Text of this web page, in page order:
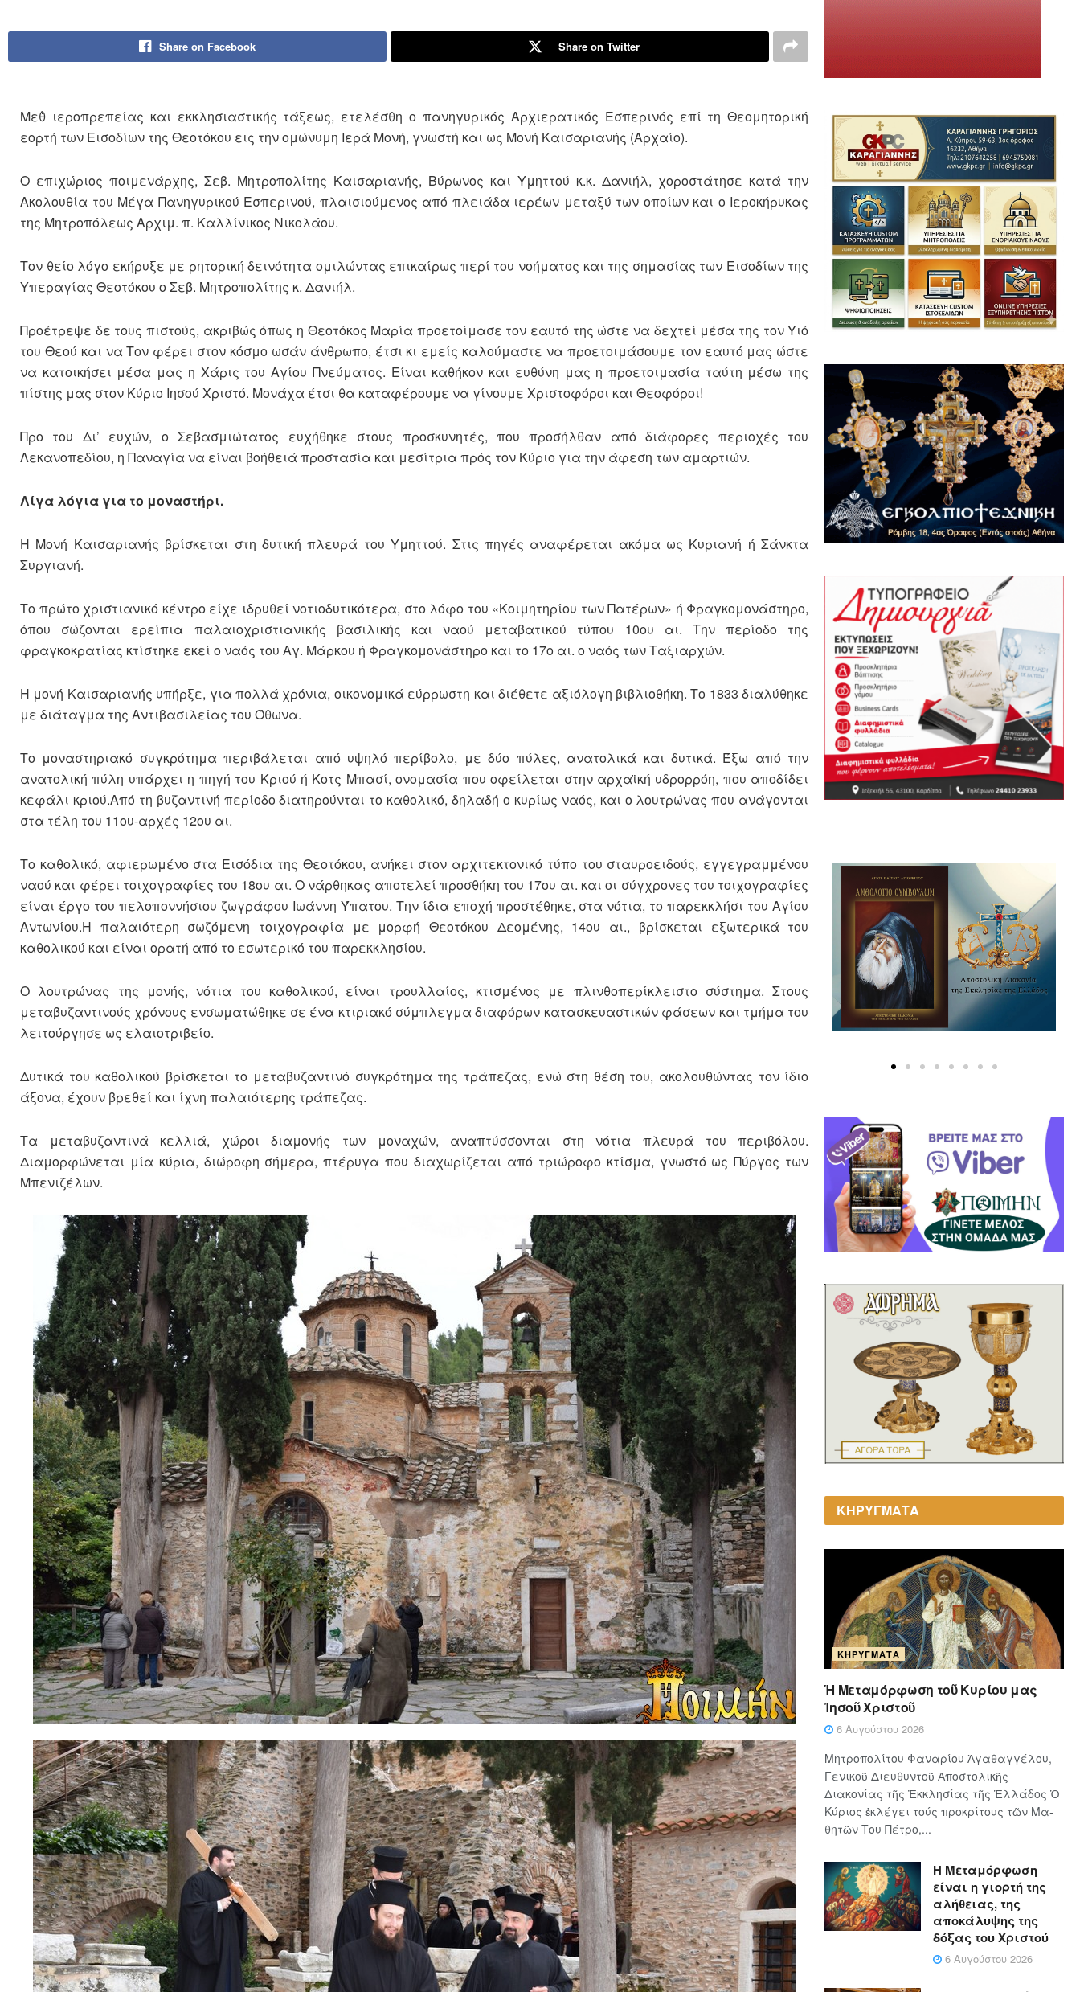
Share on Facebook Share on Twitter
Μεθ̉ ιεροπρεπείας και εκκλησιαστικής τάξεως, ετελέσθη ο πανηγυρικός Αρχιερατικός Εσπερινός επί τη Θεομητορική
εορτή των Εισοδίων της Θεοτόκου εις την ομώνυμη Ιερά Μονή, γνωστή και ως Μονή Καισαριανής (Αρχαίο).
Ο επιχώριος ποιμενάρχης, Σεβ. Μητροπολίτης Καισαριανής, Βύρωνος και Υμηττού κ.κ. Δανιήλ, χοροστάτησε κατά την
Ακολουθία του Μέγα Πανηγυρικού Εσπερινού, πλαισιούμενος από πλειάδα ιερέων μεταξύ των οποίων και ο Ιεροκήρυκας
της Μητροπόλεως Αρχιμ. π. Καλλίνικος Νικολάου.
Τον θείο λόγο εκήρυξε με ρητορική δεινότητα ομιλώντας επικαίρως περί του νοήματος και της σημασίας των Εισοδίων της
Υπεραγίας Θεοτόκου o Σεβ. Μητροπολίτης κ. Δανιήλ.
Προέτρεψε δε τους πιστούς, ακριβώς όπως η Θεοτόκος Μαρία προετοίμασε τον εαυτό της ώστε να δεχτεί μέσα της τον Υιό
του Θεού και να Τον φέρει στον κόσμο ωσάν άνθρωπο, έτσι κι εμείς καλούμαστε να προετοιμάσουμε τον εαυτό μας ώστε
να κατοικήσει μέσα μας η Χάρις του Αγίου Πνεύματος. Είναι καθήκον και ευθύνη μας η προετοιμασία ταύτη μέσω της
πίστης μας στον Κύριο Ιησού Χριστό. Μονάχα έτσι θα καταφέρουμε να γίνουμε Χριστοφόροι και Θεοφόροι!
Προ του Δι’ ευχών, ο Σεβασμιώτατος ευχήθηκε στους προσκυνητές, που προσήλθαν από διάφορες περιοχές του
Λεκανοπεδίου, η Παναγία να είναι βοήθειά προστασία και μεσίτρια πρός τον Κύριο για την άφεση των αμαρτιών.
Λίγα λόγια για το μοναστήρι.
Η Μονή Καισαριανής βρίσκεται στη δυτική πλευρά του Υμηττού. Στις πηγές αναφέρεται ακόμα ως Κυριανή ή Σάνκτα
Συργιανή.
Το πρώτο χριστιανικό κέντρο είχε ιδρυθεί νοτιοδυτικότερα, στο λόφο του «Κοιμητηρίου των Πατέρων» ή Φραγκομονάστηρο,
όπου σώζονται ερείπια παλαιοχριστιανικής βασιλικής και ναού μεταβατικού τύπου 10ου αι. Την περίοδο της
φραγκοκρατίας κτίστηκε εκεί ο ναός του Αγ. Μάρκου ή Φραγκομονάστηρο και το 17ο αι. ο ναός των Ταξιαρχών.
Η μονή Καισαριανής υπήρξε, για πολλά χρόνια, οικονομικά εύρρωστη και διέθετε αξιόλογη βιβλιοθήκη. Το 1833 διαλύθηκε
με διάταγμα της Αντιβασιλείας του Όθωνα.
Το μοναστηριακό συγκρότημα περιβάλεται από υψηλό περίβολο, με δύο πύλες, ανατολικά και δυτικά. Έξω από την
ανατολική πύλη υπάρχει η πηγή του Κριού ή Κοτς Μπασί, ονομασία που οφείλεται στην αρχαϊκή υδρορρόη, που αποδίδει
κεφάλι κριού.Από τη βυζαντινή περίοδο διατηρούνται το καθολικό, δηλαδή ο κυρίως ναός, και ο λουτρώνας που ανάγονται
στα τέλη του 11ου-αρχές 12ου αι.
Το καθολικό, αφιερωμένο στα Εισόδια της Θεοτόκου, ανήκει στον αρχιτεκτονικό τύπο του σταυροειδούς, εγγεγραμμένου
ναού και φέρει τοιχογραφίες του 18ου αι. Ο νάρθηκας αποτελεί προσθήκη του 17ου αι. και οι σύγχρονες του τοιχογραφίες
είναι έργο του πελοποννήσιου ζωγράφου Ιωάννη Ύπατου. Την ίδια εποχή προστέθηκε, στα νότια, το παρεκκλήσι του Αγίου
Αντωνίου.Η παλαιότερη σωζόμενη τοιχογραφία με μορφή Θεοτόκου Δεομένης, 14ου αι., βρίσκεται εξωτερικά του
καθολικού και είναι ορατή από το εσωτερικό του παρεκκλησίου.
Ο λουτρώνας της μονής, νότια του καθολικού, είναι τρουλλαίος, κτισμένος με πλινθοπερίκλειστο σύστημα. Στους
μεταβυζαντινούς χρόνους ενσωματώθηκε σε ένα κτιριακό σύμπλεγμα διαφόρων κατασκευαστικών φάσεων και τμήμα του
λειτούργησε ως ελαιοτριβείο.
Δυτικά του καθολικού βρίσκεται το μεταβυζαντινό συγκρότημα της τράπεζας, ενώ στη θέση του, ακολουθώντας τον ίδιο
άξονα, έχουν βρεθεί και ίχνη παλαιότερης τράπεζας.
Τα μεταβυζαντινά κελλιά, χώροι διαμονής των μοναχών, αναπτύσσονται στη νότια πλευρά του περιβόλου.
Διαμορφώνεται μία κύρια, διώροφη σήμερα, πτέρυγα που διαχωρίζεται από τριώροφο κτίσμα, γνωστό ως Πύργος των
Μπενιζέλων.
ΚΗΡΥΓΜΑΤΑ
ΚΗΡΎΓΜΑΤΑ
Ἡ Μεταμόρφωση τοῦ Κυρίου μας
Ἰησοῦ Χριστοῦ
6 Αυγούστου 2026
Μητροπολίτου Φαναρίου Ἀγαθαγγέλου,
Γενικοῦ Διευθυντοῦ Ἀποστολικῆς
Διακονίας τῆς Ἐκκλησίας τῆς Ἑλλάδος Ὁ
Κύ­ρι­ος ἐκλέγει τούς προ­κρί­τους τῶν Μα­
θη­τῶν Του Πέ­τρο,...
Η Μεταμόρφωση
είναι η γιορτή της
αλήθειας, της
αποκάλυψης της
δόξας του Χριστού
6 Αυγούστου 2026